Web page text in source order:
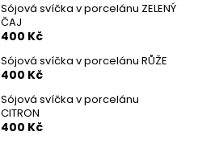
Sójová svíčka v porcelánu ZELENÝ
ČAJ
400 Kč
Sójová svíčka v porcelánu RŮŽE
400 Kč
Sójová svíčka v porcelánu
CITRON
400 Kč